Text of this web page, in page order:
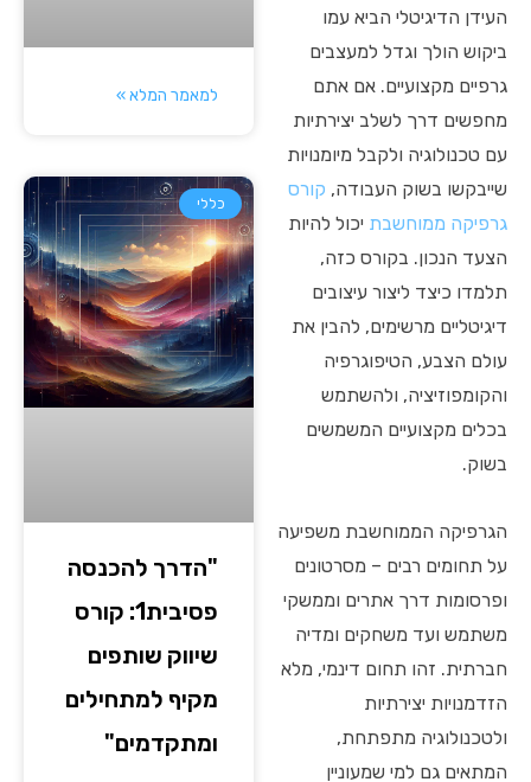
העידן הדיגיטלי הביא עמו
ביקוש הולך וגדל למעצבים
גרפיים מקצועיים. אם אתם
מחפשים דרך לשלב יצירתיות
עם טכנולוגיה ולקבל מיומנויות
שייבקשו בשוק העבודה, קורס
גרפיקה ממוחשבת יכול להיות
הצעד הנכון. בקורס כזה,
תלמדו כיצד ליצור עיצובים
דיגיטליים מרשימים, להבין את
עולם הצבע, הטיפוגרפיה
והקומפוזיציה, ולהשתמש
בכלים מקצועיים המשמשים
בשוק.
הגרפיקה הממוחשבת משפיעה
על תחומים רבים – מסרטונים
ופרסומות דרך אתרים וממשקי
משתמש ועד משחקים ומדיה
חברתית. זהו תחום דינמי, מלא
הזדמנויות יצירתיות
ולטכנולוגיה מתפתחת,
המתאים גם למי שמעוניין
למאמר המלא »
כללי
"הדרך להכנסה
פסיבית1: קורס
שיווק שותפים
מקיף למתחילים
ומתקדמים"